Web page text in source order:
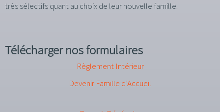
très sélectifs quant au choix de leur nouvelle famille.
Télécharger nos formulaires
Règlement Intérieur
Devenir Famille d’Accueil